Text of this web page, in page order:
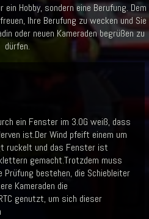
Hobby, sondern eine Berufung. Dem
Ihre Berufung zu wecken und Sie
oder neuen Kameraden begrüßen zu
dürfen.
ein Fenster im 3.OG weiß, dass
ist.Der Wind pfeift einem um
ruckelt und das Fenster ist
gemacht.Trotzdem muss
Prüfung bestehen, die Schiebleiter
Kameraden die
genutzt, um sich dieser